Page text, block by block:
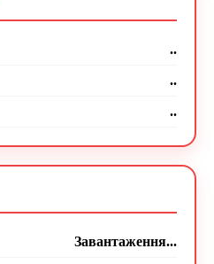
..
..
..
Завантаження...